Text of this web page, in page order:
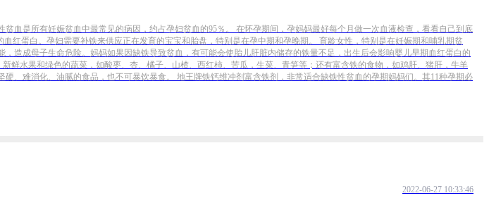
血是所有妊娠贫血中最常见的病因，约占孕妇贫血的95％。 在怀孕期间，孕妈妈最好每个月做一次血液检查，看看自己到底
红蛋白。孕妇需要补铁来供应正在发育的宝宝和胎盘，特别是在孕中期和孕晚期。 育龄女性，特别是在妊娠期和哺乳期贫
造成母子生命危险。妈妈如果因缺铁导致贫血，有可能会使胎儿肝脏内储存的铁量不足，出生后会影响婴儿早期血红蛋白的
水果和绿色的蔬菜，如酸枣、杏、橘子、山楂、西红柿、苦瓜，生菜、青笋等；还有富含铁的食物，如鸡肝、猪肝，牛羊
、难消化、油腻的食品，也不可暴饮暴食。 地王牌铁钙维冲剂富含铁剂，非常适合缺铁性贫血的孕期妈妈们。其11种孕期必
2022-06-27 10:33:46